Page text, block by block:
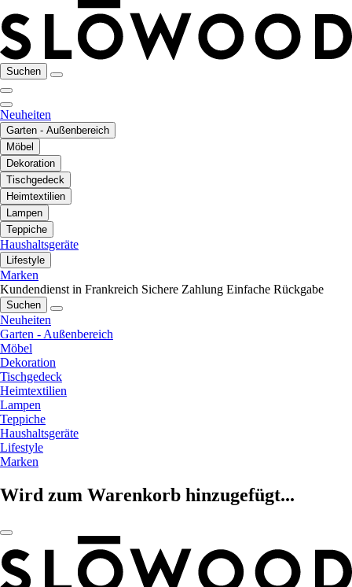
Suchen
Neuheiten
Garten - Außenbereich
Möbel
Dekoration
Tischgedeck
Heimtextilien
Lampen
Teppiche
Haushaltsgeräte
Lifestyle
Marken
Kundendienst in Frankreich Sichere Zahlung Einfache Rückgabe
Suchen
Neuheiten
Garten - Außenbereich
Möbel
Dekoration
Tischgedeck
Heimtextilien
Lampen
Teppiche
Haushaltsgeräte
Lifestyle
Marken
Wird zum Warenkorb hinzugefügt...